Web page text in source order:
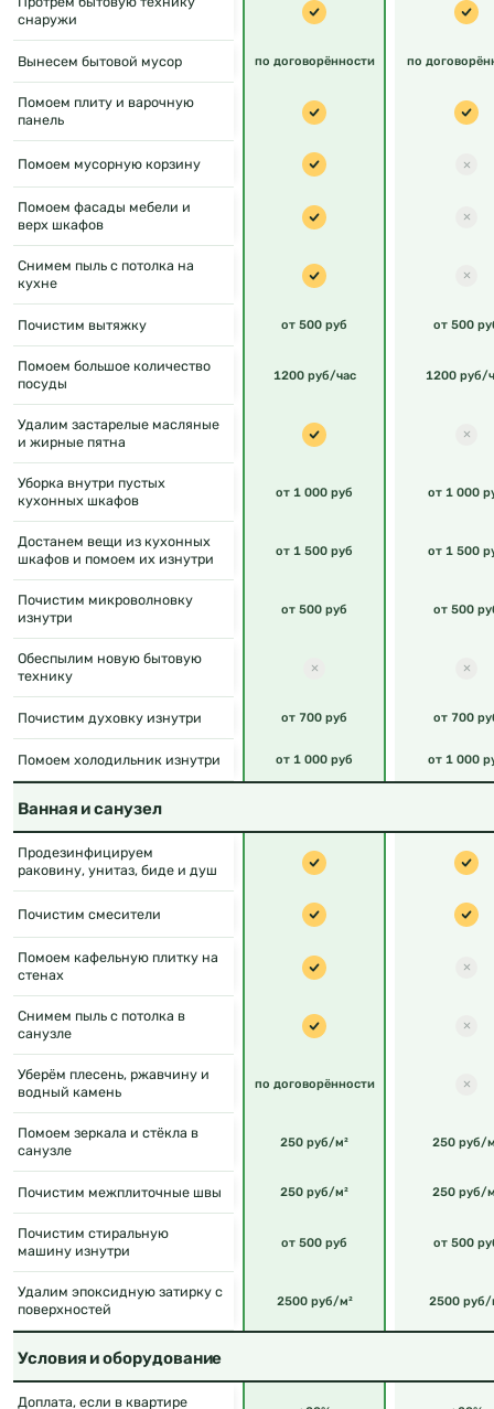
снаружи
Вынесем бытовой мусор по договорённости по
Помоем плиту и варочную
панель
Помоем мусорную корзину
Помоем фасады мебели и
верх шкафов
Снимем пыль с потолка на
кухне
Почистим вытяжку от 500 руб от 500
Помоем большое количество
посуды
1200 руб/час 1200 руб/
Удалим застарелые масляные
и жирные пятна
Уборка внутри пустых
кухонных шкафов
от 1 000 руб от 1 000
Достанем вещи из кухонных
шкафов и помоем их изнутри
от 1 500 руб от 1 500
Почистим микроволновку
изнутри
от 500 руб от 500
Обеспылим новую бытовую
технику
Почистим духовку изнутри от 700 руб от 700
Помоем холодильник изнутри от 1 000 руб от 1 000
Ванная и санузел
Продезинфицируем
раковину, унитаз, биде и душ
Почистим смесители
Помоем кафельную плитку на
стенах
Снимем пыль с потолка в
санузле
Уберём плесень, ржавчину и
водный камень
по договорённости
Помоем зеркала и стёкла в
санузле
250 руб/м² 250 руб/
Почистим межплиточные швы 250 руб/м² 250 руб/
Почистим стиральную
машину изнутри
от 500 руб от 500
Удалим эпоксидную затирку с
поверхностей
2500 руб/м² 2500 руб/
Условия и оборудование
Доплата, если в квартире